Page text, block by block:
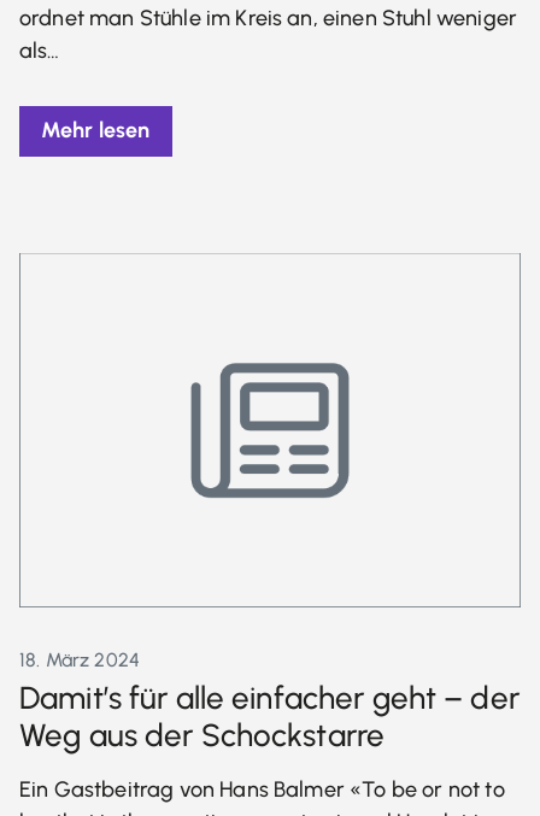
ordnet man Stühle im Kreis an, einen Stuhl weniger
als…
Mehr lesen
18. März 2024
Damit’s für alle einfacher geht – der
Weg aus der Schockstarre
Ein Gastbeitrag von Hans Balmer «To be or not to